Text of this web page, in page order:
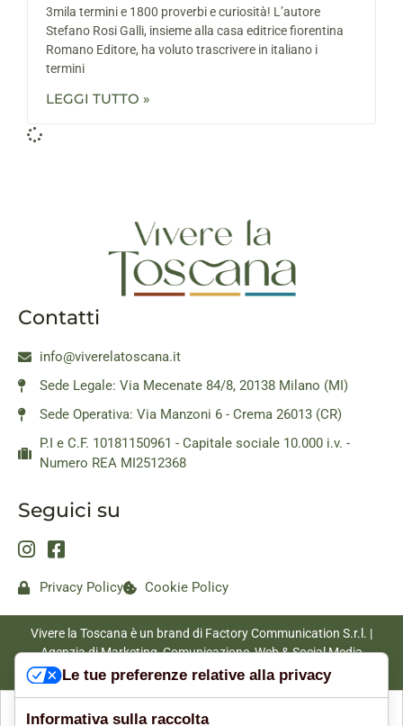
3mila termini e 1800 proverbi e curiosità! L’autore
Stefano Rosi Galli, insieme alla casa editrice fiorentina
Romano Editore, ha voluto trascrivere in italiano i
termini
LEGGI TUTTO »
Contatti
info@viverelatoscana.it
Sede Legale: Via Mecenate 84/8, 20138 Milano (MI)
Sede Operativa: Via Manzoni 6 - Crema 26013 (CR)
P.I e C.F. 10181150961 - Capitale sociale 10.000 i.v. -
Numero REA MI2512368
Seguici su
Privacy Policy Cookie Policy
Vivere la Toscana è un brand di Factory Communication S.r.l. |
Agenzia di Marketing, Comunicazione, Web & Social Media
|www.factorycommunication.it
Le tue preferenze relative alla privacy
Informativa sulla raccolta